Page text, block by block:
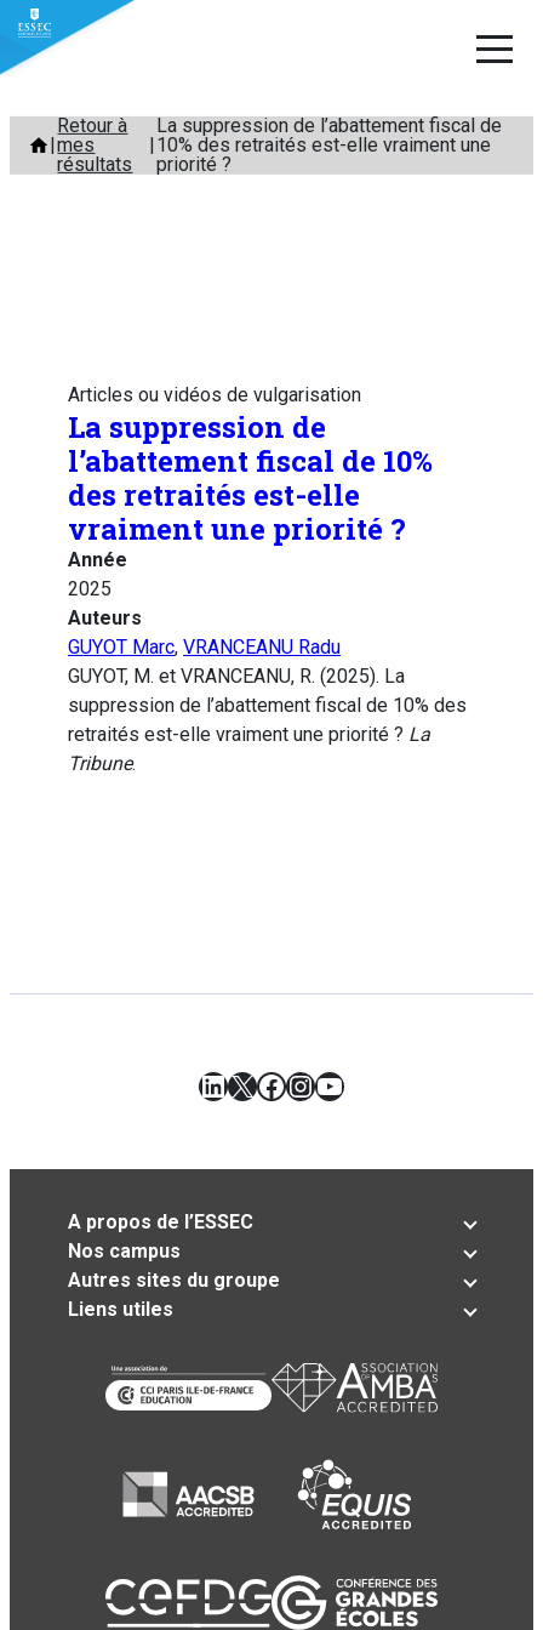
Aller
contenu
Retour à
mes
résultats
La suppression de l’abattement fiscal de
10% des retraités est-elle vraiment une
priorité ?
Articles ou vidéos de vulgarisation
La suppression de
l’abattement fiscal de 10%
des retraités est-elle
vraiment une priorité ?
Année
2025
Auteurs
GUYOT Marc, VRANCEANU Radu
GUYOT, M. et VRANCEANU, R. (2025). La
suppression de l’abattement fiscal de 10% des
retraités est-elle vraiment une priorité ? La
Tribune.
LinkedIn
X Facebook
Instagram
YouTube
A propos de l’ESSEC
Nos campus
Autres sites du groupe
Liens utiles